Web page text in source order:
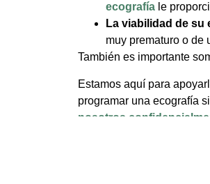
ecografía le
La viabilidad de su
muy prematuro o de
También es importante
Estamos aquí para
programar una ecografía
nosotros